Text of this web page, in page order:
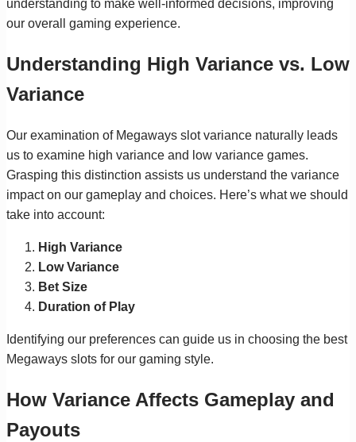
understanding to make well-informed decisions, improving
our overall gaming experience.
Understanding High Variance vs. Low
Variance
Our examination of Megaways slot variance naturally leads
us to examine high variance and low variance games.
Grasping this distinction assists us understand the variance
impact on our gameplay and choices. Here’s what we should
take into account:
High Variance
Low Variance
Bet Size
Duration of Play
Identifying our preferences can guide us in choosing the best
Megaways slots for our gaming style.
How Variance Affects Gameplay and
Payouts